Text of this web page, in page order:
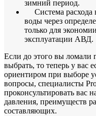
зимний период.
Система расхода
воды через
только для
эксплуатации АВД.
Если до этого вы ломали
выбрать, то теперь у вас
ориентиром при выборе
вопросы, специалисты
проконсультировать вас
давления, преимуществ
составляющих.